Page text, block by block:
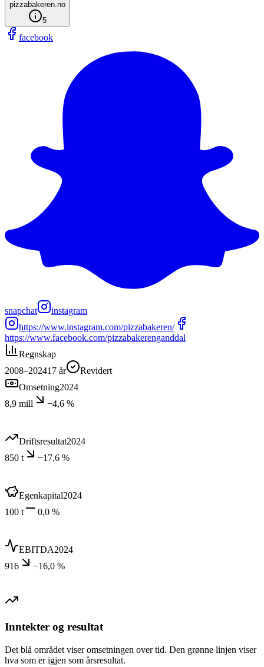
pizzabakeren.no
5
facebook
snapchat
instagram
https://www.instagram.com/pizzabakeren/
https://www.facebook.com/pizzabakerenganddal
Regnskap
2008–202417 år
Revidert
Omsetning2024
8,9 mill
−4,6 %
Driftsresultat2024
850 t
−17,6 %
Egenkapital2024
100 t
0,0 %
EBITDA2024
916
−16,0 %
Inntekter og resultat
Det blå området viser omsetningen over tid. Den grønne linjen viser
hva som er igjen som årsresultat.